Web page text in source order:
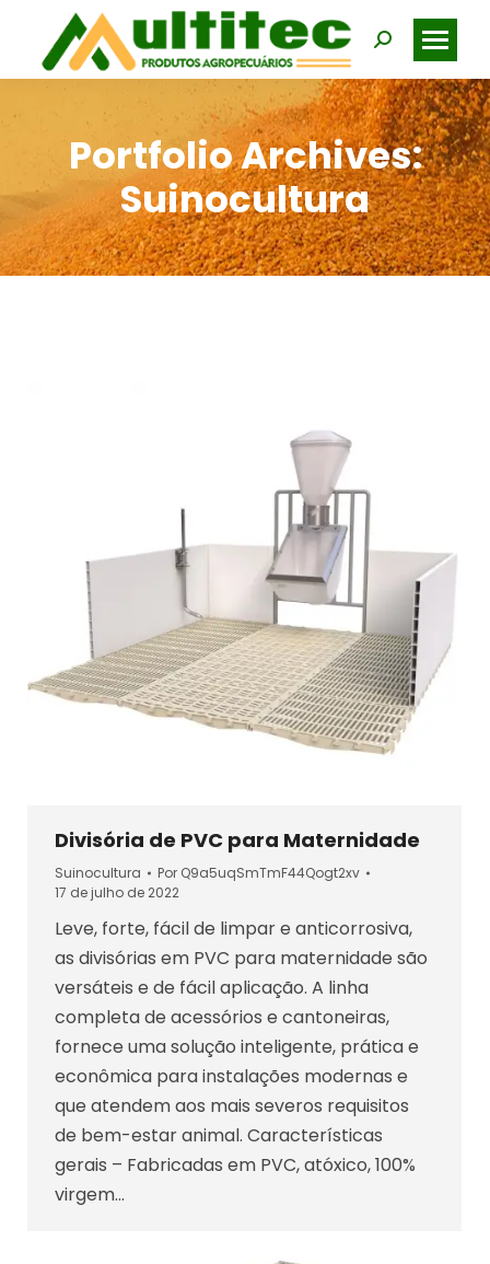
Search:
Portfolio Archives:
Suinocultura
Divisória de PVC para Maternidade
Suinocultura Por Q9a5uqSmTmF44Qogt2xv
17 de julho de 2022
Leve, forte, fácil de limpar e anticorrosiva,
as divisórias em PVC para maternidade são
versáteis e de fácil aplicação. A linha
completa de acessórios e cantoneiras,
fornece uma solução inteligente, prática e
econômica para instalações modernas e
que atendem aos mais severos requisitos
de bem-estar animal. Características
gerais – Fabricadas em PVC, atóxico, 100%
virgem…